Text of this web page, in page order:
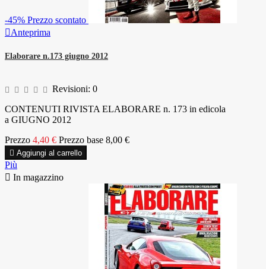
-45% Prezzo scontato
Anteprima
Elaborare n.173 giugno 2012
Revisioni: 0
CONTENUTI RIVISTA ELABORARE n. 173 in edicola
a GIUGNO 2012
Prezzo 4,40 € Prezzo base 8,00 €
 Aggiungi al carrello
Più
 In magazzino